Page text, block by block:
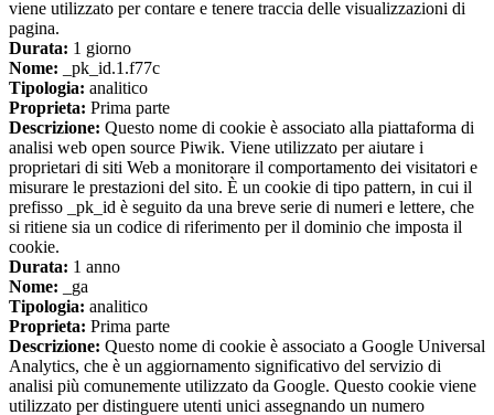
viene utilizzato per contare e tenere traccia delle visualizzazioni di
pagina.
Durata: 1 giorno
Nome: _pk_id.1.f77c
Tipologia: analitico
Proprieta: Prima parte
Descrizione: Questo nome di cookie è associato alla piattaforma di
analisi web open source Piwik. Viene utilizzato per aiutare i
proprietari di siti Web a monitorare il comportamento dei visitatori e
misurare le prestazioni del sito. È un cookie di tipo pattern, in cui il
prefisso _pk_id è seguito da una breve serie di numeri e lettere, che
si ritiene sia un codice di riferimento per il dominio che imposta il
cookie.
Durata: 1 anno
Nome: _ga
Tipologia: analitico
Proprieta: Prima parte
Descrizione: Questo nome di cookie è associato a Google Universal
Analytics, che è un aggiornamento significativo del servizio di
analisi più comunemente utilizzato da Google. Questo cookie viene
utilizzato per distinguere utenti unici assegnando un numero